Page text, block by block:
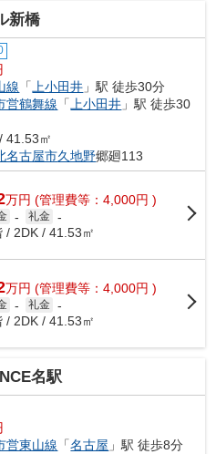
新橋
線 「上小田井 」駅 徒歩30分
営鶴舞線 「上小田井 」駅 徒歩30
41.53㎡
名古屋市久地野郷廻113
万円 (管理費等：4,000円 )
- 礼金 -
/ 2DK / 41.53㎡
万円 (管理費等：4,000円 )
- 礼金 -
/ 2DK / 41.53㎡
名駅
営東山線 「名古屋 」駅 徒歩8分